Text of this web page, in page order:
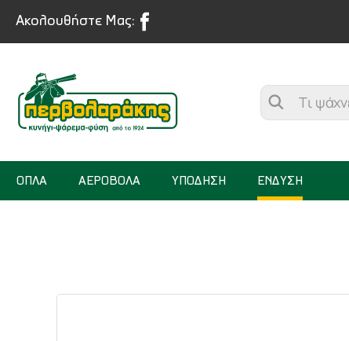
Ακολουθήστε Μας:
ΟΠΛΑ ΑΕΡΟΒΟΛΑ ΥΠΟΔΗΣΗ ΕΝΔΥΣΗ